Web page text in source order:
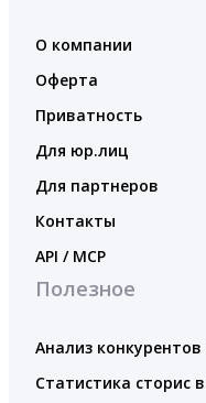
О компании
Оферта
Приватность
Для юр.лиц
Для партнеров
Контакты
API / MCP
Полезное
Анализ
Статистика сторис